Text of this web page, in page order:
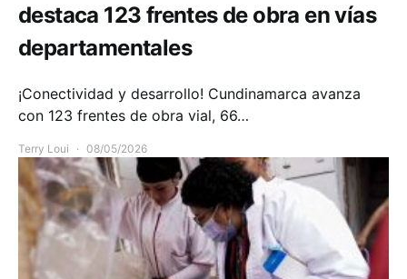
destaca 123 frentes de obra en vías
departamentales
¡Conectividad y desarrollo! Cundinamarca avanza
con 123 frentes de obra vial, 66…
Terry Loui 08/05/2026